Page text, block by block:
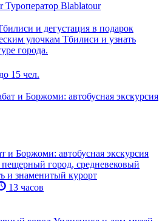
Туроператор Blablatour
и дегустация в подарок
улочкам Тбилиси и узнать
города.
до 15 чел.
и Боржоми: автобусная экскурсия
город, средневековый
и знаменитый курорт
13 часов